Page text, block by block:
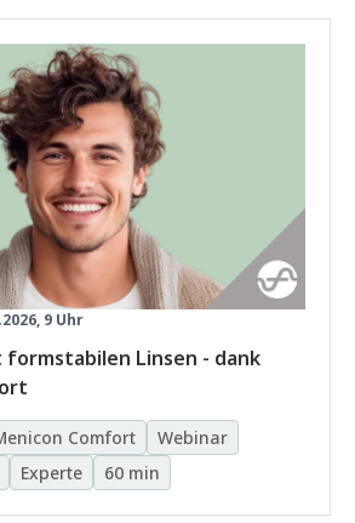
9 Uhr
Linsen - dank
Comfort
Webinar
Experte 60 min